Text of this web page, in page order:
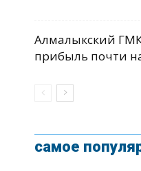
Алмалыкский
прибыль почти
самое